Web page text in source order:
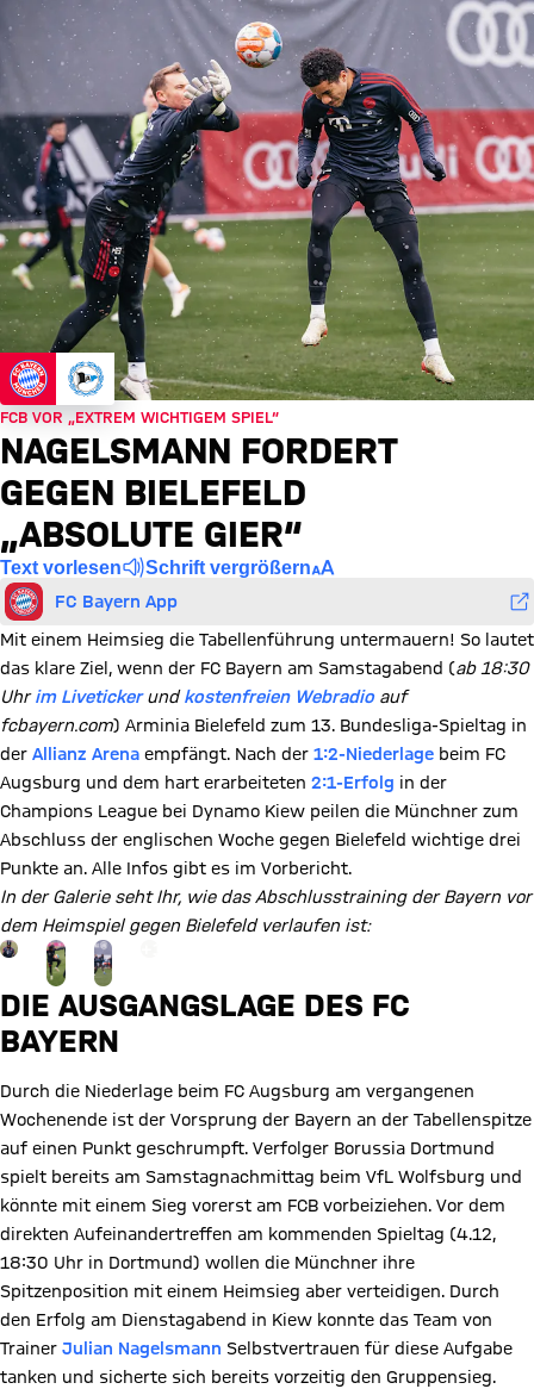
FCB VOR „EXTREM WICHTIGEM SPIEL“
NAGELSMANN FORDERT
GEGEN BIELEFELD
„ABSOLUTE GIER“
Text vorlesen Schrift vergrößern
FC Bayern App
Mit einem Heimsieg die Tabellenführung untermauern! So lautet
das klare Ziel, wenn der FC Bayern am Samstagabend (ab 18:30
Uhrim Livetickerundkostenfreien Webradioauf
fcbayern.com) Arminia Bielefeld zum 13. Bundesliga-Spieltag in
der Allianz Arena empfängt. Nach der 1:2-Niederlage beim FC
Augsburg und dem hart erarbeiteten 2:1-Erfolg in der
Champions League bei Dynamo Kiew peilen die Münchner zum
Abschluss der englischen Woche gegen Bielefeld wichtige drei
Punkte an. Alle Infos gibt es im Vorbericht.
In der Galerie seht Ihr, wie das Abschlusstraining der Bayern vor
dem Heimspiel gegen Bielefeld verlaufen ist:
Gehe zu Gallerie Seite: zur Galerie
DIE AUSGANGSLAGE DES FC
BAYERN
Durch die Niederlage beim FC Augsburg am vergangenen
Wochenende ist der Vorsprung der Bayern an der Tabellenspitze
auf einen Punkt geschrumpft. Verfolger Borussia Dortmund
spielt bereits am Samstagnachmittag beim VfL Wolfsburg und
könnte mit einem Sieg vorerst am FCB vorbeiziehen. Vor dem
direkten Aufeinandertreffen am kommenden Spieltag (4.12,
18:30 Uhr in Dortmund) wollen die Münchner ihre
Spitzenposition mit einem Heimsieg aber verteidigen. Durch
den Erfolg am Dienstagabend in Kiew konnte das Team von
Trainer Julian Nagelsmann Selbstvertrauen für diese Aufgabe
tanken und sicherte sich bereits vorzeitig den Gruppensieg.